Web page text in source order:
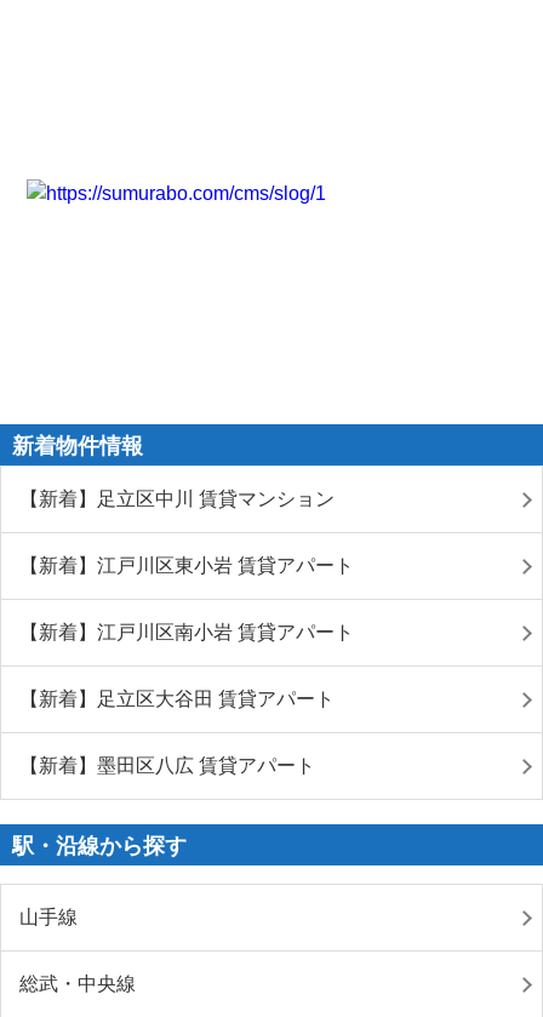
新着物件情報
【新着】足立区中川 賃貸マンション
【新着】江戸川区東小岩 賃貸アパート
【新着】江戸川区南小岩 賃貸アパート
【新着】足立区大谷田 賃貸アパート
【新着】墨田区八広 賃貸アパート
駅・沿線から探す
山手線
総武・中央線